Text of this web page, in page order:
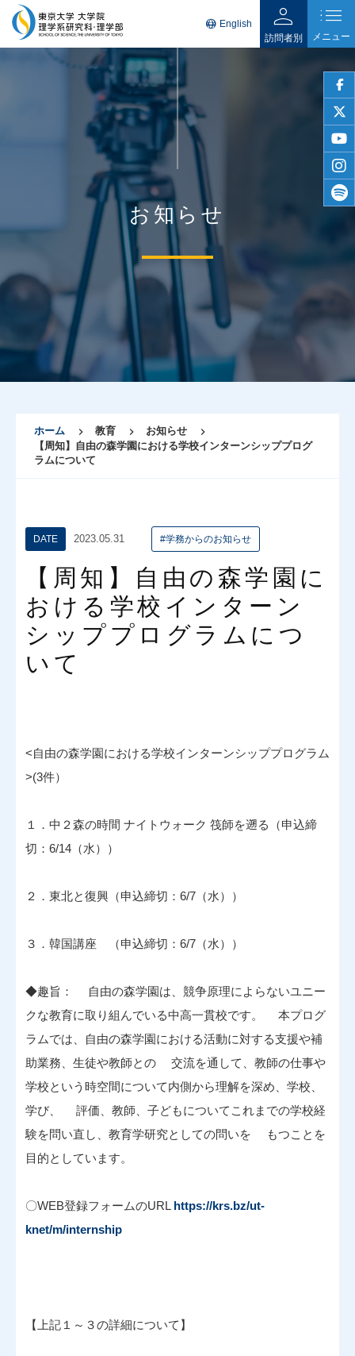
twitter
language English person
訪問者別
list
メニュー
お知らせ
ホーム 教育
お知らせ
【周知】自由の森学園における学校インターンシッププログ
ラムについて
DATE 2023.05.31 #学務からのお知らせ
【周知】自由の森学園に
おける学校インターン
シッププログラムにつ
いて
<自由の森学園における学校インターンシッププログラム
>(3件）
１．中２森の時間 ナイトウォーク 筏師を遡る（申込締
切：6/14（水））
２．東北と復興（申込締切：6/7（水））
３．韓国講座 （申込締切：6/7（水））
◆趣旨： 自由の森学園は、競争原理によらないユニー
クな教育に取り組んでいる中高一貫校です。 本プログ
ラムでは、自由の森学園における活動に対する支援や補
助業務、生徒や教師との 交流を通して、教師の仕事や
学校という時空間について内側から理解を深め、学校、
学び、 評価、教師、子どもについてこれまでの学校経
験を問い直し、教育学研究としての問いを もつことを
目的としています。
〇WEB登録フォームのURL https://krs.bz/ut-
knet/m/internship
【上記１～３の詳細について】